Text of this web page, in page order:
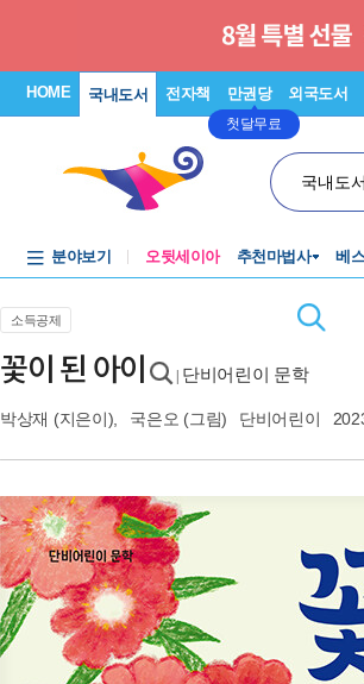
HOME 국내도서 전자책 만권당
첫달무료
외국도서
국내도
분야보기 오뒷세이아 추천마법사 베
소득공제
꽃이 된 아이 단비어린이 문학
박상재 (지은이), 국은오 (그림) 단비어린이